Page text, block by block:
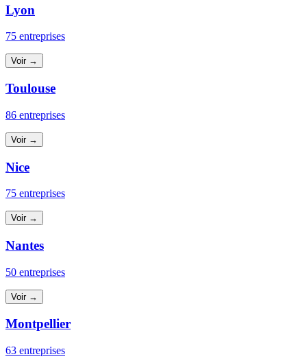
Lyon
75 entreprises
Voir →
Toulouse
86 entreprises
Voir →
Nice
75 entreprises
Voir →
Nantes
50 entreprises
Voir →
Montpellier
63 entreprises